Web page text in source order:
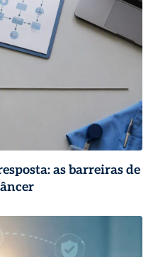
as barreiras de